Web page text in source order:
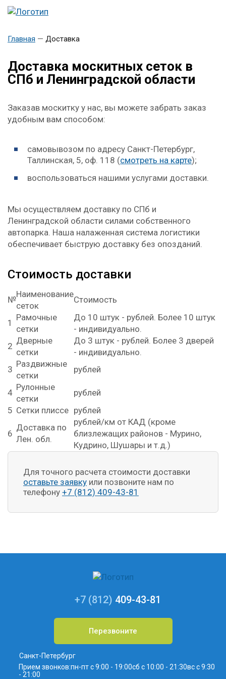
Главная — Доставка
Доставка москитных сеток в
СПб и Ленинградской области
Заказав москитку у нас, вы можете забрать заказ
удобным вам способом:
самовывозом по адресу Санкт-Петербург,
Таллинская, 5, оф. 118 (смотреть на карте);
воспользоваться нашими услугами доставки.
Мы осуществляем доставку по СПб и
Ленинградской области силами собственного
автопарка. Наша налаженная система логистики
обеспечивает быструю доставку без опозданий.
Стоимость доставки
№
Наименование
сеток
Стоимость
1
Рамочные
сетки
До 10 штук - рублей. Более 10 штук
- индивидуально.
2
Дверные
сетки
До 3 штук - рублей. Более 3 дверей
- индивидуально.
3
Раздвижные
сетки
рублей
4
Рулонные
сетки
рублей
5 Сетки плиссе рублей
6
Доставка по
Лен. обл.
рублей/км от КАД (кроме
близлежащих районов - Мурино,
Кудрино, Шушары и т.д.)
Для точного расчета стоимости доставки
оставьте заявку или позвоните нам по
телефону +7 (812) 409-43-81
+7 (812) 409-43-81
Перезвоните
Санкт-Петербург
Прием звонков:пн-пт с 9:00 - 19:00сб с 10:00 - 21:30вс с 9:30
- 21:00